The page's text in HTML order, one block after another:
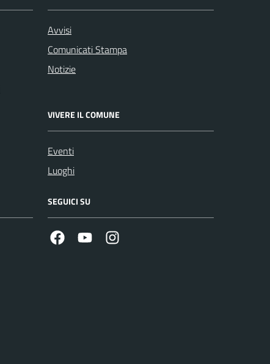
Avvisi
Comunicati Stampa
Notizie
VIVERE IL COMUNE
Eventi
Luoghi
SEGUICI SU
FacebookYoutube